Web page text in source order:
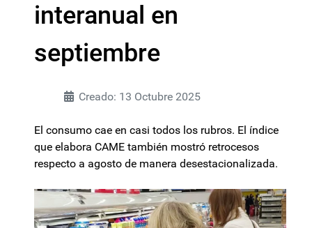
interanual en
septiembre
Creado: 13 Octubre 2025
El consumo cae en casi todos los rubros. El índice
que elabora CAME también mostró retrocesos
respecto a agosto de manera desestacionalizada.